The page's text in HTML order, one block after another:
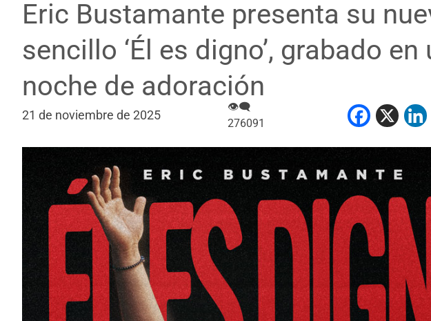
Eric Bustamante presenta su
sencillo ‘Él es digno’, grabado en
noche de adoración
21 de noviembre de 2025
👁‍🗨
276091